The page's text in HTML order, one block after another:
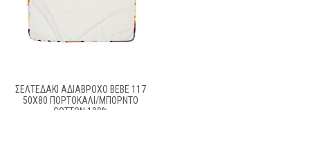
ΣΕΛΤΕΔΆΚΙ ΑΔΙΆΒΡΟΧΟ BEBE 117
50X80 ΠΟΡΤΟΚΑΛΊ/ΜΠΟΡΝΤΌ
COTTON 100%